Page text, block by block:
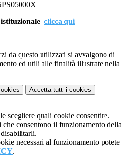
clicca qui
da questo utilizzati si avvalgono di
ed utili alle finalità illustrate nella
Accetta tutti i cookies
scegliere quali cookie consentire.
consentono il funzionamento della
necessari al funzionamento potete
.